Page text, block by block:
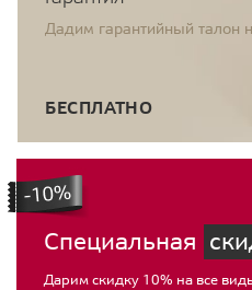
Дадим гарантийный талон
БЕСПЛАТНО
Специальная
Дарим скидку 10% на все